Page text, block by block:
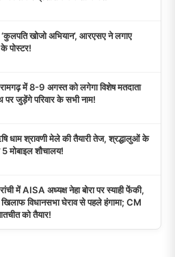
खोजो अभियान’, आरएसए ने लगाए
के पोस्टर!
में 8-9 अगस्त को लगेगा विशेष मतदाता
पर जुड़ेंगे परिवार के सभी नाम!
धाम श्रावणी मेले की तैयारी तेज, श्रद्धालुओं के
मोबाइल शौचालय!
में AISA अध्यक्ष नेहा बोरा पर स्याही फेंकी,
खिलाफ विधानसभा घेराव से पहले हंगामा; CM
को तैयार!